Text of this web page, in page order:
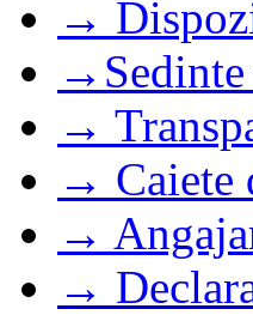
→
→
→ Caiete
→
→